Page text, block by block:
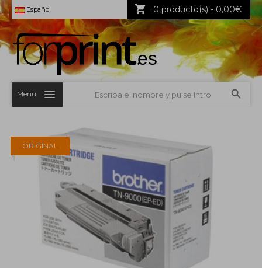
Español 0 producto(s) - 0,00€
Menu
ORIGINAL